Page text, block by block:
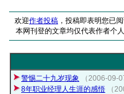
欢迎作者投稿 ，投稿即表明您已
本网刊登的文章均仅代表作者个
警惕二十九岁现象
（2006-09-
8年职业经理人生涯的感悟
（